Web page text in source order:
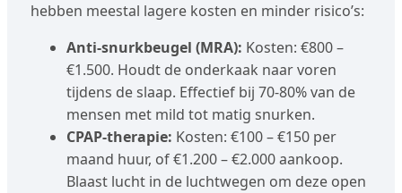
hebben meestal lagere kosten en minder risico’s:
Anti-snurkbeugel (MRA): Kosten: €800 –
€1.500. Houdt de onderkaak naar voren
tijdens de slaap. Effectief bij 70-80% van de
mensen met mild tot matig snurken.
CPAP-therapie: Kosten: €100 – €150 per
maand huur, of €1.200 – €2.000 aankoop.
Blaast lucht in de luchtwegen om deze open